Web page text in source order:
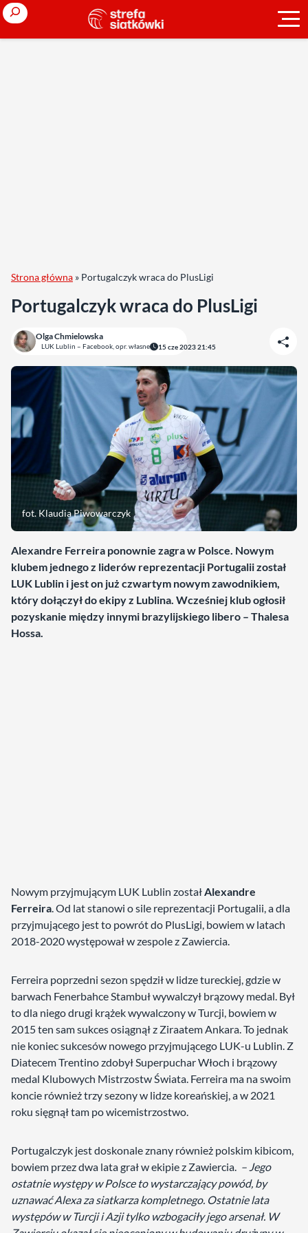
Search
Strona główna » Portugalczyk wraca do PlusLigi
Portugalczyk wraca do PlusLigi
Olga Chmielowska
LUK Lublin – Facebook, opr. własne 15 cze 2023 21:45
fot. Klaudia Piwowarczyk
Alexandre Ferreira ponownie zagra w Polsce. Nowym
klubem jednego z liderów reprezentacji Portugalii został
LUK Lublin i jest on już czwartym nowym zawodnikiem,
który dołączył do ekipy z Lublina. Wcześniej klub ogłosił
pozyskanie między innymi brazylijskiego libero – Thalesa
Hossa.
Nowym przyjmującym LUK Lublin zostałAlexandre
Ferreira. Od lat stanowi o sile reprezentacji Portugalii, a dla
przyjmującego jest to powrót do PlusLigi, bowiem w latach
2018-2020 występował w zespole z Zawiercia.
Ferreira poprzedni sezon spędził w lidze tureckiej, gdzie w
barwach Fenerbahce Stambuł wywalczył brązowy medal. Był
to dla niego drugi krążek wywalczony w Turcji, bowiem w
2015 ten sam sukces osiągnął z Ziraatem Ankara. To jednak
nie koniec sukcesów nowego przyjmującego LUK-u Lublin. Z
Diatecem Trentino zdobył Superpuchar Włoch i brązowy
medal Klubowych Mistrzostw Świata. Ferreira ma na swoim
koncie również trzy sezony w lidze koreańskiej, a w 2021
roku sięgnął tam po wicemistrzostwo.
Portugalczyk jest doskonale znany również polskim kibicom,
bowiem przez dwa lata grał w ekipie z Zawiercia. – Jego
ostatnie występy w Polsce to wystarczający powód, by
uznawać Alexa za siatkarza kompletnego. Ostatnie lata
występów w Turcji i Azji tylko wzbogaciły jego arsenał. W